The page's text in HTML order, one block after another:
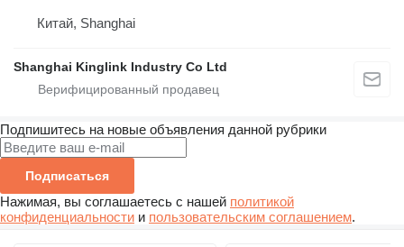
Китай, Shanghai
Shanghai Kinglink Industry Co Ltd
Подпишитесь на новые объявления данной рубрики
Подписаться
Нажимая, вы соглашаетесь с нашей политикой
конфиденциальности и пользовательским соглашением.